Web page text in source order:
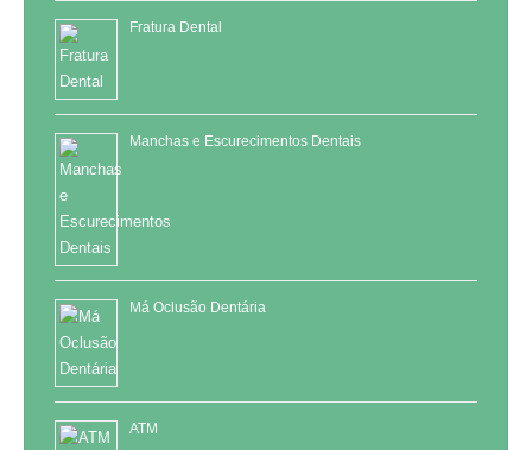
Fratura Dental
Manchas e Escurecimentos Dentais
Má Oclusão Dentária
ATM